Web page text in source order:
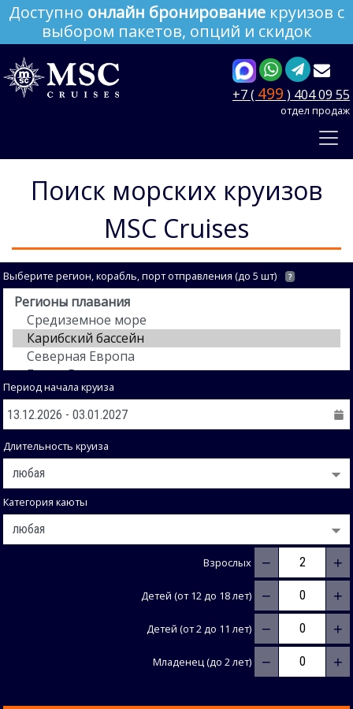
Доступно онлайн бронирование круизов с
выбором пакетов, опций и скидок
+7 ( 499 ) 404 09 55
отдел продаж
Поиск морских круизов
MSC Cruises
Выберите регион, корабль, порт отправления (до 5 шт) ?
Период начала круиза
Длительность круиза
Категория каюты
Взрослых − +
Детей (от 12 до 18 лет) − +
Детей (от 2 до 11 лет) − +
Младенец (до 2 лет) − +